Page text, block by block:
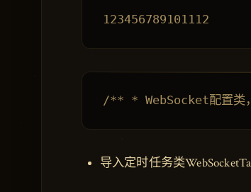
导入定时任务类